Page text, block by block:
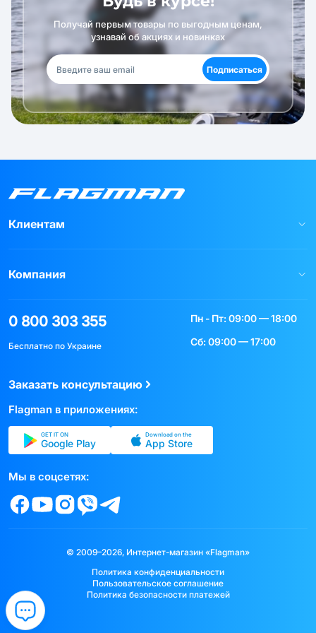
Получай первым товары по выгодным ценам,
узнавай об акциях и новинках
Подписаться
Клиентам
Компания
0 800 303 355
Бесплатно по Украине
Пн - Пт: 09:00 — 18:00
Сб: 09:00 — 17:00
Заказать консультацию
Flagman в приложениях:
GET IT ON
Google Play
Download on the
App Store
Мы в соцсетях:
© 2009–2026, Интернет-магазин «Flagman»
Политика конфиденциальности
Пользовательское соглашение
Политика безопасности платежей